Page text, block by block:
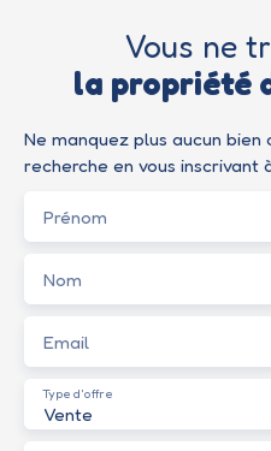
fr. Si vous souhaitez visiter
votre agence AGN
21 16 45 ou par mail
pas à aller voir nos autres
www. agn-immobilier. net
Vous ne
la propriété
Ne manquez plus aucun
recherche en vous inscrivant
Prénom
Nom
Email
Vente
Type d'offre